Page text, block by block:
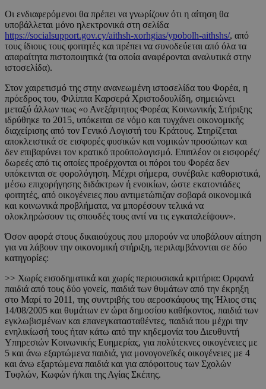
Οι ενδιαφερόμενοι θα πρέπει να γνωρίζουν ότι η αίτηση θα
υποβάλλεται μόνο ηλεκτρονικά στη σελίδα
https://socialsupport.gov.cy/aithsh-xorhgias/ypobolh-aithshs/, από
τους ίδιους τους φοιτητές και πρέπει να συνοδεύεται από όλα τα
απαραίτητα πιστοποιητικά (τα οποία αναφέρονται αναλυτικά στην
ιστοσελίδα).
Στον χαιρετισμό της στην ανανεωμένη ιστοσελίδα του Φορέα, η
πρόεδρος του, Φιλίππα Καρσερά Χριστοδουλίδη, σημειώνει
μεταξύ άλλων πως «ο Ανεξάρτητος Φορέας Κοινωνικής Στήριξης
ιδρύθηκε το 2015, υπόκειται σε νόμο και τυγχάνει οικονομικής
διαχείρισης από τον Γενικό Λογιστή του Κράτους. Στηρίζεται
αποκλειστικά σε εισφορές φυσικών και νομικών προσώπων και
δεν επιβαρύνει τον κρατικό προϋπολογισμό. Επιπλέον οι εισφορές/
δωρεές από τις οποίες προέρχονται οι πόροι του Φορέα δεν
υπόκεινται σε φορολόγηση. Μέχρι σήμερα, συνέβαλε καθοριστικά,
μέσω επιχορήγησης διδάκτρων ή ενοικίων, ώστε εκατοντάδες
φοιτητές, από οικογένειες που αντιμετώπιζαν σοβαρά οικονομικά
και κοινωνικά προβλήματα, να μπορέσουν τελικά να
ολοκληρώσουν τις σπουδές τους αντί να τις εγκαταλείψουν».
Όσον αφορά στους δικαιούχους που μπορούν να υποβάλουν αίτηση
για να λάβουν την οικονομική στήριξη, περιλαμβάνονται σε δύο
κατηγορίες:
>> Χωρίς εισοδηματικά και χωρίς περιουσιακά κριτήρια: Ορφανά
παιδιά από τους δύο γονείς, παιδιά των θυμάτων από την έκρηξη
στο Μαρί το 2011, της συντριβής του αεροσκάφους της Ήλιος στις
14/08/2005 και θυμάτων εν ώρα δημοσίου καθήκοντος, παιδιά των
εγκλωβισμένων και επανεγκατασταθέντες, παιδιά που μέχρι την
ενηλικίωσή τους ήταν κάτω από την κηδεμονία του Διευθυντή
Υπηρεσιών Κοινωνικής Ευημερίας, για πολύτεκνες οικογένειες με
5 και άνω εξαρτώμενα παιδιά, για μονογονεϊκές οικογένειες με 4
και άνω εξαρτώμενα παιδιά και για απόφοιτους των Σχολών
Τυφλών, Κωφών ή/και της Αγίας Σκέπης.